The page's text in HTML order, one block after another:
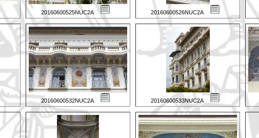
20160600525NUC2A 20160600526NUC2A
20160600532NUC2A 20160600533NUC2A